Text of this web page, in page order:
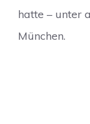
hatte – unter
München.